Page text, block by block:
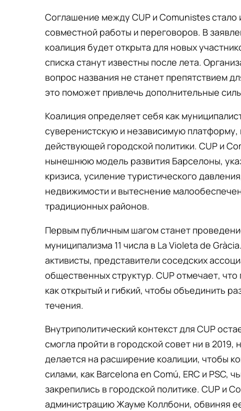
Соглашение между CUP и Comunistes стало
совместной работы и переговоров. В
коалиция будет открыта для новых
списка станут известны после лета.
вопрос названия не станет препятствием
это поможет привлечь дополнительные
Коалиция определяет себя как
суверенистскую и независимую
действующей городской политики. CUP и
нынешнюю модель развития Барселоны,
кризиса, усиление туристического
недвижимости и вытеснение
традиционных районов.
Первым публичным шагом станет
муниципализма 11 числа в La Violeta de
активисты, представители соседских
общественных структур. CUP отмечает,
как открытый и гибкий, чтобы объединить
течения.
Внутриполитический контекст для CUP
смогла пройти в городской совет ни в 2019,
делается на расширение коалиции, чтобы
силами, как Barcelona en Comú, ERC и PSC,
закрепились в городской политике. CUP и
администрацию Жауме Коллбони, обвиняя